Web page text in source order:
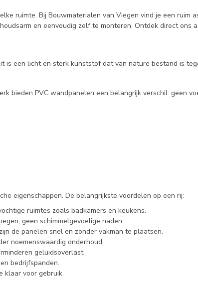
ruimte. Bij Bouwmaterialen van Viegen vind je een ruim
en eenvoudig zelf te monteren. Ontdek direct ons
is een licht en sterk kunststof dat van nature bestand is
bieden PVC wandpanelen een belangrijk verschil: geen
eigenschappen. De belangrijkste voordelen op een rij:
ruimtes zoals badkamers en keukens.
geen schimmelgevoelige naden.
de panelen snel en zonder vakman te plaatsen.
noemenswaardig onderhoud.
geluidsoverlast.
bedrijfspanden.
klaar voor gebruik.